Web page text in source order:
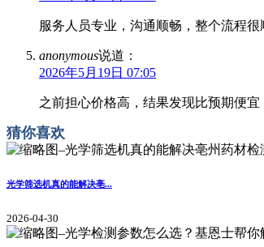
服务人员专业，沟通顺畅，整个流程很
anonymous说道：
2026年5月19日 07:05
之前担心价格高，结果发现比预期便宜
猜你喜欢
光学筛选机真的能解决亳...
2026-04-30